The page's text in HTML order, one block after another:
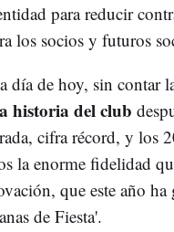
para reducir
los socios y futuros
día de hoy, sin contar
historia del club
cifra récord, y los
la enorme fidelidad
que este año
de Fiesta'.